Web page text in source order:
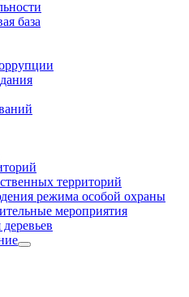
база
территорий
режима особой охраны
мероприятия